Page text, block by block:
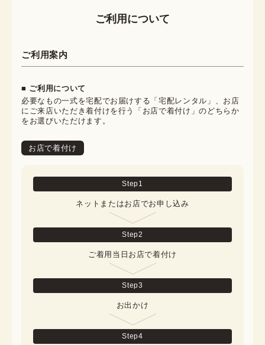
ご利用について
ご利用案内
■ ご利用について
必要なもの一式を宅配でお届けする「宅配レンタル」、お店
にご来店いただき着付けを行う「お店で着付け」のどちらか
をお選びいただけます。
お店で着付け
Step1
ネットまたはお店でお申し込み
Step2
ご着用当日お店で着付け
Step3
お出かけ
Step4